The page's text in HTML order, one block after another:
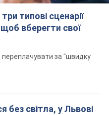
типові сценарії
щоб вберегти свої
переплачувати за "швидку
без світла, у Львові